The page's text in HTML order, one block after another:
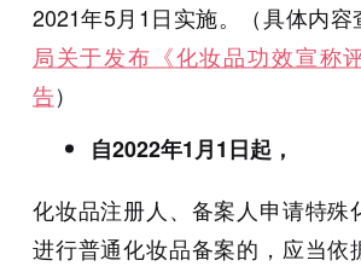
2021年5月1日实施。（具体内容
局关于发布《化妆品功效宣称
告）
自2022年1月1日起，
化妆品注册人、备案人申请特殊
进行普通化妆品备案的，应当依